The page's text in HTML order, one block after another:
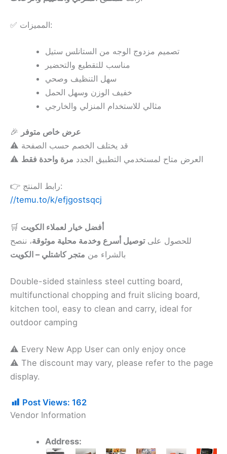
✅ المميزات:
تصميم مزدوج الوجه من الستانلس ستيل
مناسب للتقطيع والتحضير
سهل التنظيف وصحي
خفيف الوزن وسهل الحمل
مثالي للاستخدام المنزلي والخارجي
🎉 عرض خاص متوفر
⚠️ قد يختلف الخصم حسب الصفحة
⚠️ العرض متاح لمستخدمي التطبيق الجدد مرة واحدة فقط
👉 رابط المنتج:
//temu.to/k/efjgostsqcj
🛒 أفضل خيار لعملاء الكويت
للحصول علىتوصيل أسرع وخدمة محلية موثوقة، ننصح
بالشراء من متجر كاشتلي – الكويت
Double-sided stainless steel cutting board,
multifunctional chopping and fruit slicing board,
kitchen tool, easy to clean and carry, ideal for
outdoor camping
⚠️ Every New App User can only enjoy once
⚠️ The discount may vary, please refer to the page
display.
Post Views: 162
Vendor Information
Address: